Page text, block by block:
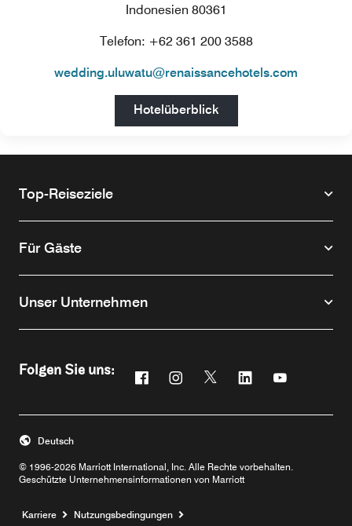
Indonesien 80361
Telefon: +62 361 200 3588
wedding.uluwatu@renaissancehotels.com
HotelüberblickOpen in New Tab
Top-Reiseziele
Für Gäste
Unser Unternehmen
Folgen Sie uns: Facebook
Opens a new window
Instagram
Opens a new window
Twitter
Opens a new window
Linkedin
Opens a new
Opens a
© 1996-2026 Marriott International, Inc. Alle Rechte vorbehalten.
Geschützte Unternehmensinformationen von Marriott
Deutsch
Karriere Opens a new window
Nutzungsbedingungen